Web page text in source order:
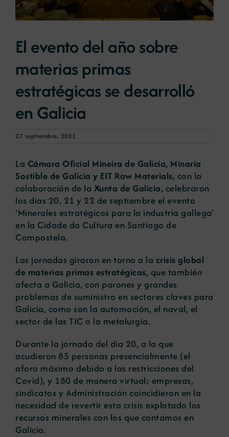
Portal de empleo
Contacto
El evento del año sobre
materias primas
estratégicas se desarrolló
en Galicia
27 septiembre, 2021
La Cámara Oficial Mineira de Galicia, Minaría
Sostible de Galicia y EIT Raw Materials, con la
colaboración de la Xunta de Galicia, celebraron
los días 20, 21 y 22 de septiembre el evento
‘Minerales estratégicos para la industria gallega’
en la Cidade da Cultura en Santiago de
Compostela.
Las jornadas giraron en torno a la crisis global
de materias primas estratégicas, que también
afecta a Galicia, con parones y grandes
problemas de suministro en sectores claves para
Galicia, como son la automoción, el naval, el
sector de las TIC o la metalurgia.
Durante la jornada del día 20, a la que
acudieron 85 personas presencialmente (el
aforo máximo debido a las restricciones del
Covid), y 180 de manera virtual; empresas,
sindicatos y Administración coincidieron en la
necesidad de revertir esta crisis explotado los
recursos minerales con los que contamos en
Galicia.